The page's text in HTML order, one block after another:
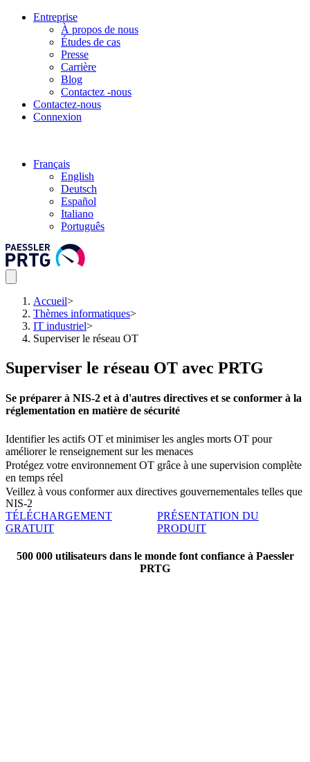
Entreprise
À propos de nous
Études de cas
Presse
Carrière
Blog
Contactez -nous
Contactez-nous
Connexion
Français
English
Deutsch
Español
Italiano
Português
Accueil>
Thèmes informatiques>
IT industriel>
Superviser le réseau OT
Superviser le réseau OT avec PRTG
Se préparer à NIS-2 et à d'autres directives et se conformer à la
réglementation en matière de sécurité
Identifier les actifs OT et minimiser les angles morts OT pour
améliorer le renseignement sur les menaces
Protégez votre environnement OT grâce à une supervision complète
en temps réel
Veillez à vous conformer aux directives gouvernementales telles que
NIS-2
TÉLÉCHARGEMENT
GRATUIT
PRÉSENTATION DU
PRODUIT
500 000 utilisateurs dans le monde font confiance à Paessler
PRTG